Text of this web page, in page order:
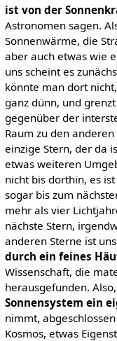
ist von der
Astronomen sagen.
Sonnenwärme, die
aber auch etwas wie
uns scheint es
könnte man dort
ganz dünn, und
gegenüber der
Raum zu den
einzige Stern, der da
etwas weiteren
nicht bis dorthin, es
sogar bis zum
mehr als vier
nächste Stern,
anderen Sterne ist
durch ein feines
Wissenschaft, die
herausgefunden.
Sonnensystem ein
nimmt,
Kosmos, etwas